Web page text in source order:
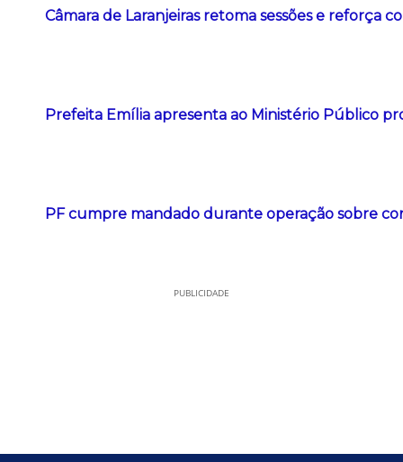
Câmara de Laranjeiras retoma sessões e reforça
Prefeita Emília apresenta ao Ministério Público
PF cumpre mandado durante operação sobre
PUBLICIDADE